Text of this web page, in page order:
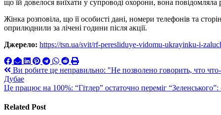
що їй довелося виїхати у супроводі охорони, вона повідомляла
Жінка розповіла, що її особисті дані, номери телефонів та
оприлюднили за лічені години після акції.
Джерело: https://tsn.ua/svit/rf-peresliduye-vidomu-ukrayinku-i-
Навигация
по
Ви робите це неправильно: "Не позволено говорить, что
Дубае
Це працює на 100%: “Гітлер” остаточно переміг
Related Post